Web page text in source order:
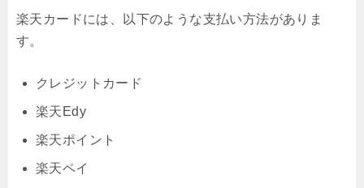
楽天カードには、以下のような支払い方法がありま
す。
クレジットカード
楽天Edy
楽天ポイント
楽天ペイ